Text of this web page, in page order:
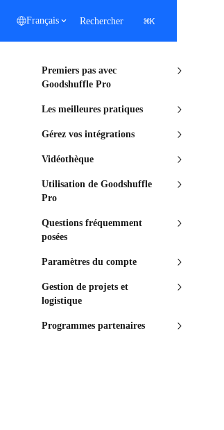
Français Rechercher ⌘K
Premiers pas avec
Goodshuffle Pro
Les meilleures pratiques
Gérez vos intégrations
Vidéothèque
Utilisation de Goodshuffle
Pro
Questions fréquemment
posées
Paramètres du compte
Gestion de projets et
logistique
Programmes partenaires